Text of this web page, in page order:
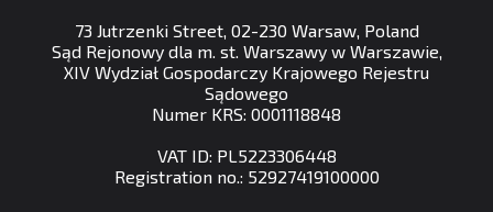
73 Jutrzenki Street, 02-230 Warsaw, Poland
Sąd Rejonowy dla m. st. Warszawy w Warszawie,
XIV Wydział Gospodarczy Krajowego Rejestru
Sądowego
Numer KRS: 0001118848
VAT ID: PL5223306448
Registration no.: 52927419100000